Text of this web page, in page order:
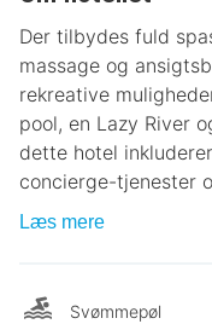
Der tilbydes fuld
massage og
rekreative
pool, en Lazy River
dette hotel
concierge-tjenester
Læs mere
Svømmepøl